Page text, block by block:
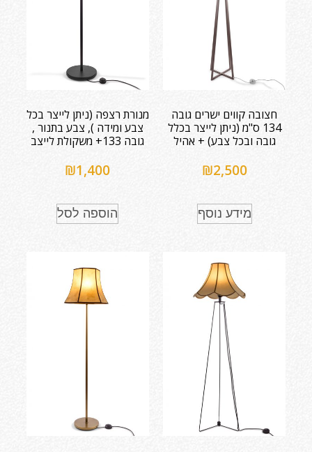
חצובה קווים ישרים גובה
134 ס"מ (ניתן לייצר בכלל
גובה ובכל צבע) + אהיל
₪2,500
מידע נוסף
מנורת רצפה (ניתן לייצר בכל
צבע ומידה ), צבע בתנור ,
גובה 133+ משקולת לייצב
₪1,400
הוספה לסל